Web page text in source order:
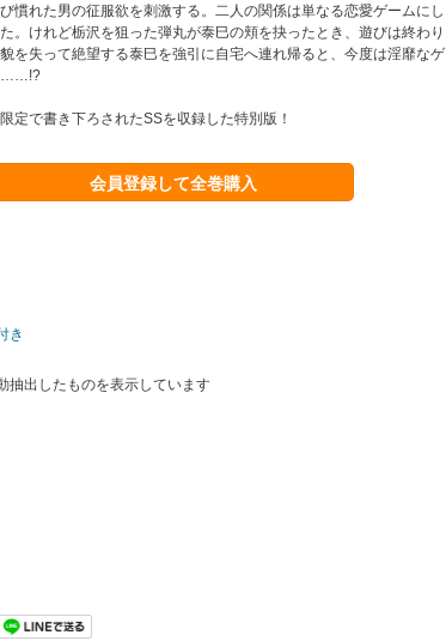
慣れた男の征服欲を刺激する。二人の関係は単なる恋愛ゲームにし
。けれど栃沢を狙った弾丸が泰巳の頬を抉ったとき、遊びは終わり
を失って絶望する泰巳を強引に自宅へ連れ帰ると、今度は淫靡なゲ
……!?
定で書き下ろされたSSを収録した特別版！
会員登録して全巻購入
き
抽出したものを表示しています